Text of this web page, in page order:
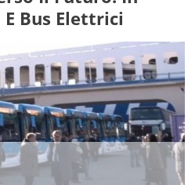
Bus Elettrici